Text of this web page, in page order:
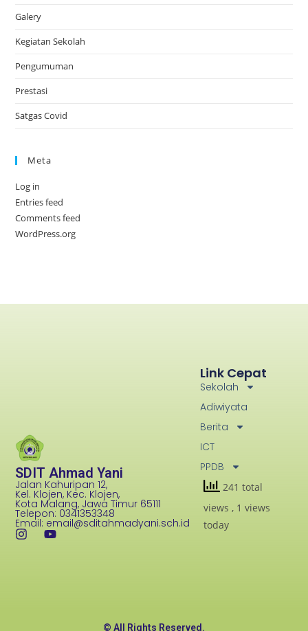
Galery
Kegiatan Sekolah
Pengumuman
Prestasi
Satgas Covid
Meta
Log in
Entries feed
Comments feed
WordPress.org
SDIT Ahmad Yani
Jalan Kahuripan 12,
Kel. Klojen, Kec. Klojen,
Kota Malang, Jawa Timur 65111
Telepon: 0341353348
Email: email@sditahmadyani.sch.id
Link Cepat
Sekolah
Adiwiyata
Berita
ICT
PPDB
241 total
views , 1 views
today
© All Rights Reserved.